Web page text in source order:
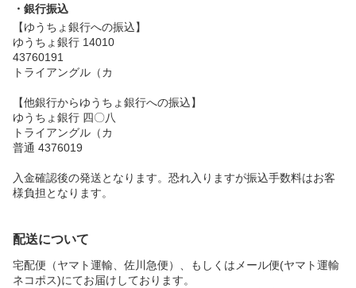
・銀行振込
【ゆうちょ銀行への振込】
ゆうちょ銀行 14010
43760191
トライアングル（カ
【他銀行からゆうちょ銀行への振込】
ゆうちょ銀行 四〇八
トライアングル（カ
普通 4376019
入金確認後の発送となります。恐れ入りますが振込手数料はお客
様負担となります。
配送について
宅配便（ヤマト運輸、佐川急便）、もしくはメール便(ヤマト運輸
ネコポス)にてお届けしております。